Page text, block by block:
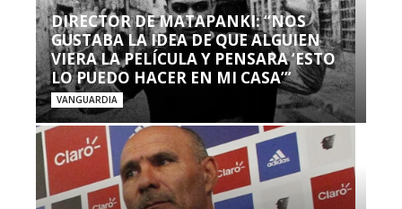
DIRECTOR DE MATAPANKI: “NOS
GUSTABA LA IDEA DE QUE ALGUIEN
VIERA LA PELÍCULA Y PENSARA ‘ESTO
LO PUEDO HACER EN MI CASA’”
VANGUARDIA